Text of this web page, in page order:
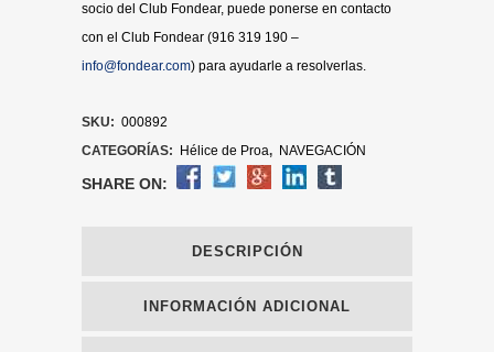
socio del Club Fondear, puede ponerse en contacto
con el Club Fondear (916 319 190 –
info@fondear.com) para ayudarle a resolverlas.
SKU: 000892
CATEGORÍAS:
Hélice de Proa, NAVEGACIÓN
SHARE ON:
DESCRIPCIÓN
INFORMACIÓN ADICIONAL